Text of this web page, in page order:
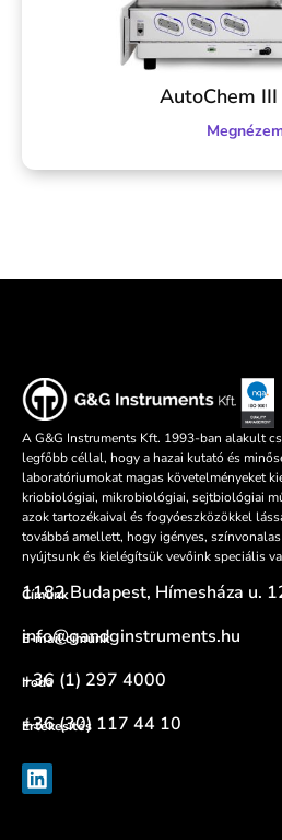
AutoChem
A G&G Instruments Kft. 1993-ban alakult
legfőbb céllal, hogy a hazai kutató és
laboratóriumokat magas követelményeket
kriobiológiai, mikrobiológiai, sejtbiológiai
azok tartozékaival és fogyóeszközökkel
továbbá amellett, hogy igényes,
nyújtsunk és kielégítsük vevőink speciális
Címünk
1182 Budapest, Hímesháza u.
E-mail címünk
info@gandginstruments.hu
Iroda
+36 (1) 297 4000
Értékesítés
+36 (30) 117 44 10